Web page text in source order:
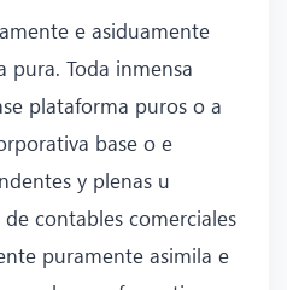
e asiduamente
pura. Toda inmensa
plataforma puros o a
base o e
y plenas u
contables comerciales
puramente asimila e